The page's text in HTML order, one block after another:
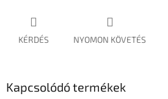
KÉRDÉS NYOMON KÖVETÉS
Kapcsolódó termékek